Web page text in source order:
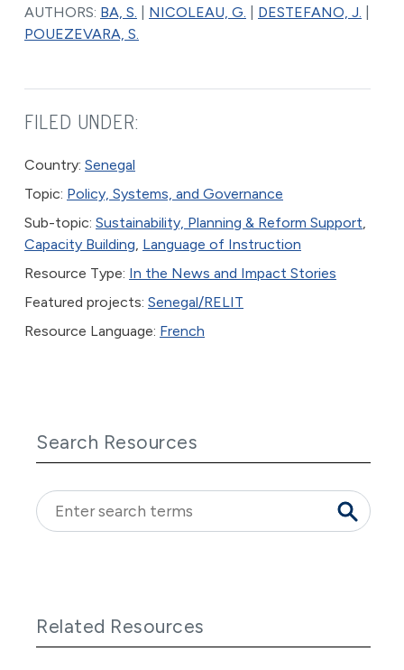
AUTHORS: BA, S. NICOLEAU, G. DESTEFANO, J.
POUEZEVARA, S.
FILED UNDER:
Country: Senegal
Topic: Policy, Systems, and Governance
Sub-topic: Sustainability, Planning & Reform Support,
Capacity Building, Language of Instruction
Resource Type: In the News and Impact Stories
Featured projects: Senegal/RELIT
Resource Language: French
Search Resources
Related Resources